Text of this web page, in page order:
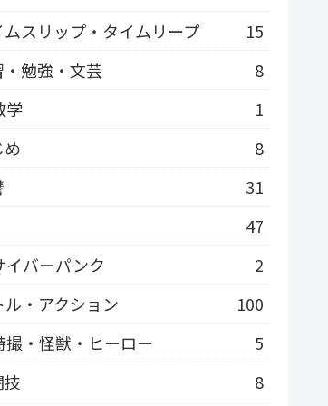
ムスリップ・タイムリープ
15
・勉強・文芸
8
学
1
め
8
31
47
イバーパンク
2
ル・アクション
100
撮・怪獣・ヒーロー
5
技
8